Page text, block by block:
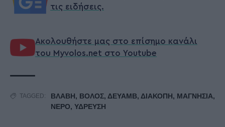
τις ειδήσεις.
Ακολουθήστε μας στο επίσημο κανάλι
του Myvolos.net στο Youtube
TAGGED: ΒΛΑΒΗ, ΒΟΛΟΣ, ΔΕΥΑΜΒ, ΔΙΑΚΟΠΗ, ΜΑΓΝΗΣΙΑ,
ΝΕΡΟ, ΥΔΡΕΥΣΗ